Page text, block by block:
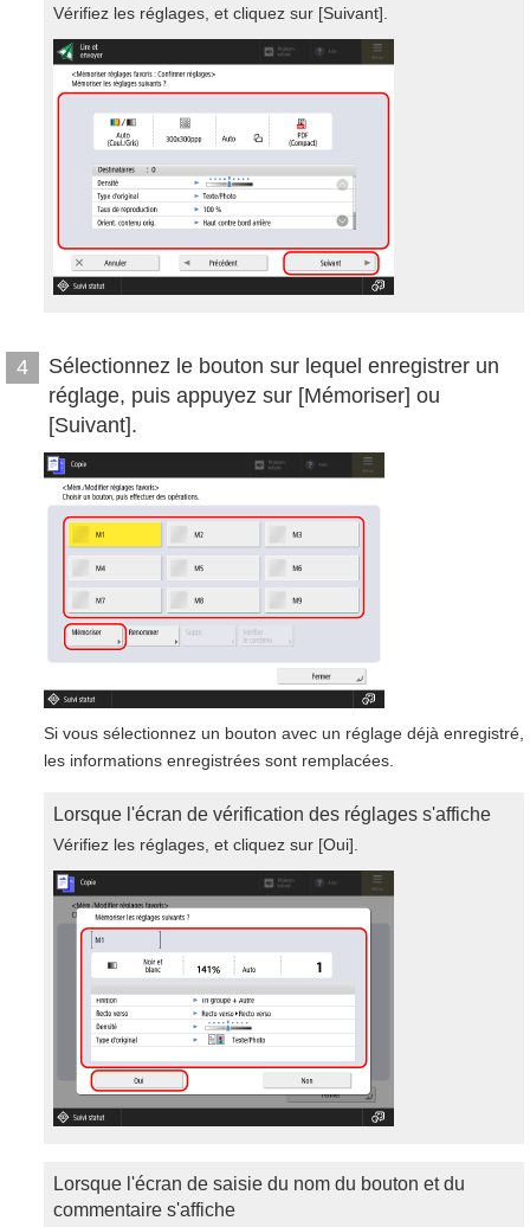
Vérifiez les réglages, et cliquez sur [Suivant].
4
Sélectionnez le bouton sur lequel enregistrer un
réglage, puis appuyez sur [Mémoriser] ou
[Suivant].
Si vous sélectionnez un bouton avec un réglage déjà enregistré,
les informations enregistrées sont remplacées.
Lorsque l'écran de vérification des réglages s'affiche
Vérifiez les réglages, et cliquez sur [Oui].
Lorsque l'écran de saisie du nom du bouton et du
commentaire s'affiche